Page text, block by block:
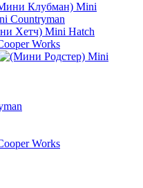
Mini
Countryman
Mini Hatch
Works
Mini
Works